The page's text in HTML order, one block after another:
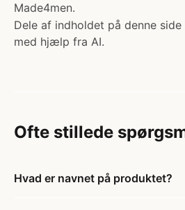
Made4men.
Dele af indholdet på denne
med hjælp fra AI.
Ofte stillede
Hvad er navnet på produktet?